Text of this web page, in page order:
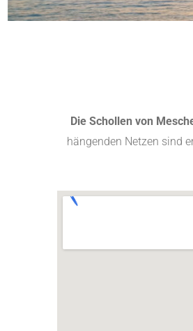
Die Schollen von
hängenden Netzen sind